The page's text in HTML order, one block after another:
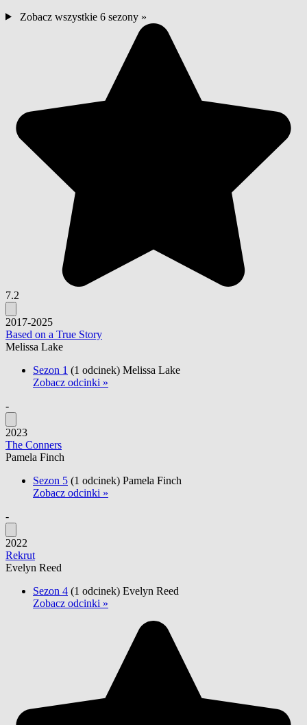
Zobacz wszystkie 6 sezony »
7.2
2017-2025
Based on a True Story
Melissa Lake
Sezon 1 (1 odcinek) Melissa Lake
Zobacz odcinki »
-
2023
The Conners
Pamela Finch
Sezon 5 (1 odcinek) Pamela Finch
Zobacz odcinki »
-
2022
Rekrut
Evelyn Reed
Sezon 4 (1 odcinek) Evelyn Reed
Zobacz odcinki »